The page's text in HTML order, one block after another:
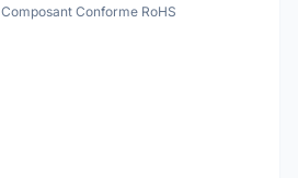
Conforme RoHS